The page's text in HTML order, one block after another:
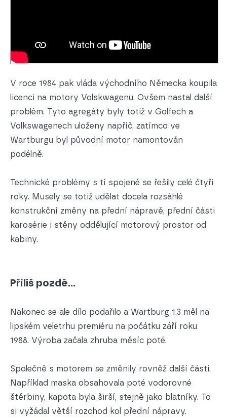
V roce 1984 pak vláda východního Německa koupila
licenci na motory Volskwagenu. Ovšem nastal další
problém. Tyto agregáty byly totiž v Golfech a
Volkswagenech uloženy napříč, zatímco ve
Wartburgu byl původní motor namontován
podélně.
Technické problémy s tí spojené se řešily celé čtyři
roky. Musely se totiž udělat docela rozsáhlé
konstrukční změny na přední nápravě, přední části
karosérie i stěny oddělující motorový prostor od
kabiny.
Příliš pozdě...
Nakonec se ale dílo podařilo a Wartburg 1,3 měl na
lipském veletrhu premiéru na počátku září roku
1988. Výroba začala zhruba měsíc poté.
Společně s motorem se změnily rovněž další části.
Například maska obsahovala poté vodorovné
štěrbiny, kapota byla širší, stejně jako blatníky. To
si vyžádal větší rozchod kol přední nápravy.